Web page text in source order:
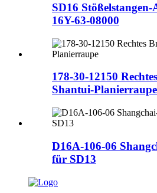
SD16 Stößelstangen-
16Y-63-08000
178-30-12150
Shantui-Planierraupe
D16A-106-06
für SD13